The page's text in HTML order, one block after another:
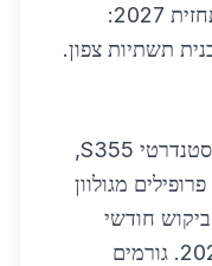
לבנייני משרדים, IPE לגשרים. תחזית 2027:
מחיר 4400 ש"ח לטון לפרופיל סטנדרטי S355,
מעל 20 טון. פרופילים מגולוון
בעכו, ביקוש חודשי
5000 טון, גידול מ-4200 ב-2026. גורמים